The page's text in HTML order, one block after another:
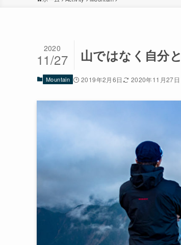
山ではなく自分
2020
11/27
Mountain 2019年2月6日 2020年11月27日